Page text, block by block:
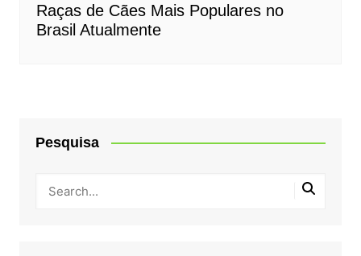
Raças de Cães Mais Populares no
Brasil Atualmente
Pesquisa